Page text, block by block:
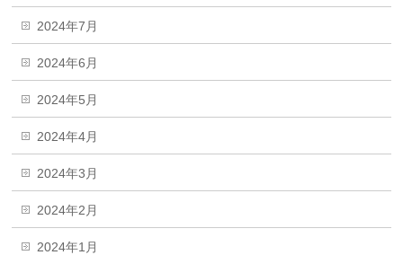
2024年7月
2024年6月
2024年5月
2024年4月
2024年3月
2024年2月
2024年1月